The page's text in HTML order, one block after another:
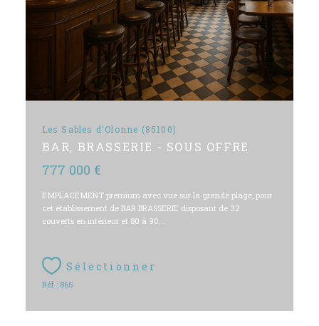
Les Sables d'Olonne (85100)
BAR, BRASSERIE - SOUS OFFRE
777 000 €
EMPLACEMENT premium avec vue sur la grande plage, pour
cet établissement de BAR BRASSERIE disposant de 32
couverts en intérieur et 80 à 90...
Sélectionner
Réf : 865